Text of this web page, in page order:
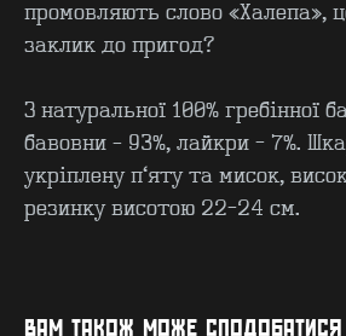
промовляють слово «Халепа»,
заклик до пригод?
З натуральної 100% гребінної
бавовни – 93%, лайкри - 7%.
укріплену п’яту та мисок,
резинку висотою 22-24 см.
ВАМ ТАКОЖ МОЖЕ СПОДОБАТИСЯ